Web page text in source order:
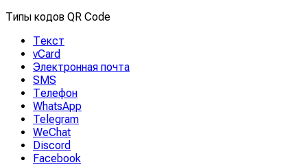
Типы кодов QR Code
Текст
vCard
Электронная почта
SMS
Телефон
WhatsApp
Telegram
WeChat
Discord
Facebook